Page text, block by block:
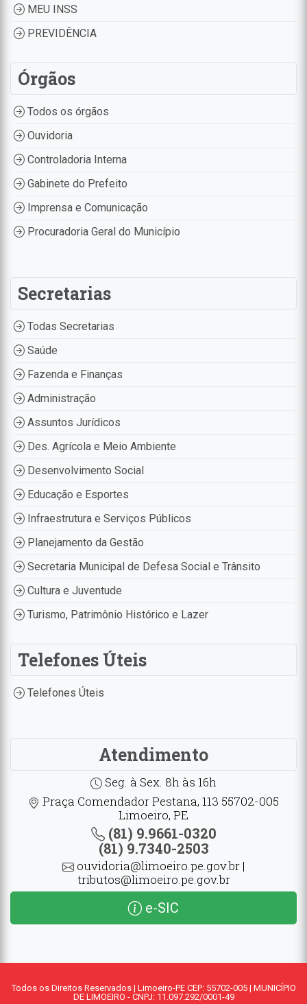
MEU INSS
PREVIDÊNCIA
Órgãos
Todos os órgãos
Ouvidoria
Controladoria Interna
Gabinete do Prefeito
Imprensa e Comunicação
Procuradoria Geral do Município
Secretarias
Todas Secretarias
Saúde
Fazenda e Finanças
Administração
Assuntos Jurídicos
Des. Agrícola e Meio Ambiente
Desenvolvimento Social
Educação e Esportes
Infraestrutura e Serviços Públicos
Planejamento da Gestão
Secretaria Municipal de Defesa Social e Trânsito
Cultura e Juventude
Turismo, Patrimônio Histórico e Lazer
Telefones Úteis
Telefones Úteis
Atendimento
Seg. à Sex. 8h às 16h
Praça Comendador Pestana, 113 55702-005
Limoeiro, PE
(81) 9.9661-0320
(81) 9.7340-2503
ouvidoria@limoeiro.pe.gov.br |
tributos@limoeiro.pe.gov.br
e-SIC
Todos os Direitos Reservados | Limoeiro-PE CEP: 55702-005 | MUNICÍPIO
DE LIMOEIRO - CNPJ: 11.097.292/0001-49